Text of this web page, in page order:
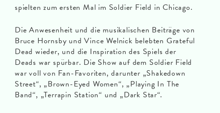
spielten zum ersten Mal im Soldier Field in Chicago.
Die Anwesenheit und die musikalischen Beiträge von
Bruce Hornsby und Vince Welnick belebten Grateful
Dead wieder, und die Inspiration des Spiels der
Deads war spürbar. Die Show auf dem Soldier Field
war voll von Fan-Favoriten, darunter „Shakedown
Street“, „Brown-Eyed Women“, „Playing In The
Band“, „Terrapin Station“ und „Dark Star“.